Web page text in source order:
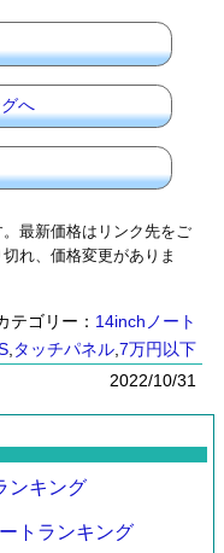
へ
最新価格はリンク先をご
れ、価格変更がありま
テゴリー： 14inchノート
タッチパネル 7万円以下
2022/10/31
ンキング
トランキング